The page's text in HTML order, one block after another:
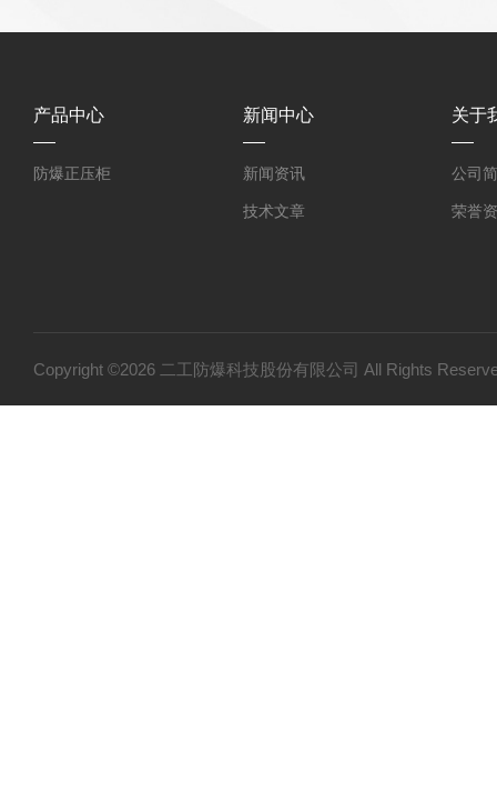
产品中心
防爆正压柜
新闻中心
新闻资讯
技术文章
关于
公司
荣誉
Copyright ©2026 二工防爆科技股份有限公司 All Rights